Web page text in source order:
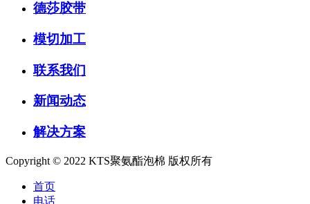
德莎胶带
模切加工
联系我们
新闻动态
解决方案
Copyright © 2022 KTS聚氨酯泡棉 版权所有
首页
电话